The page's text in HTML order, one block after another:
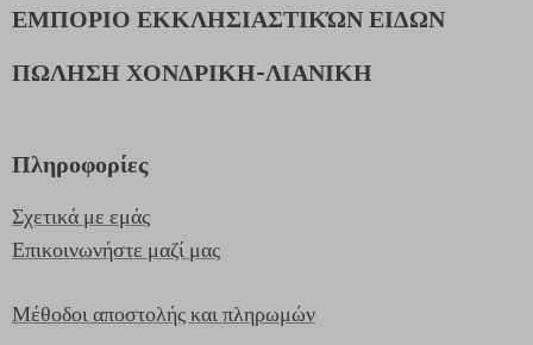
ΕΜΠΟΡΙΟ ΕΚΚΛΗΣΙΑΣΤΙΚΏΝ ΕΙΔΩΝ
ΠΩΛΗΣΗ ΧΟΝΔΡΙΚΗ-ΛΙΑΝΙΚΗ
Πληροφορίες
Σχετικά με εμάς
Επικοινωνήστε μαζί μας
Μέθοδοι αποστολής και πληρωμών